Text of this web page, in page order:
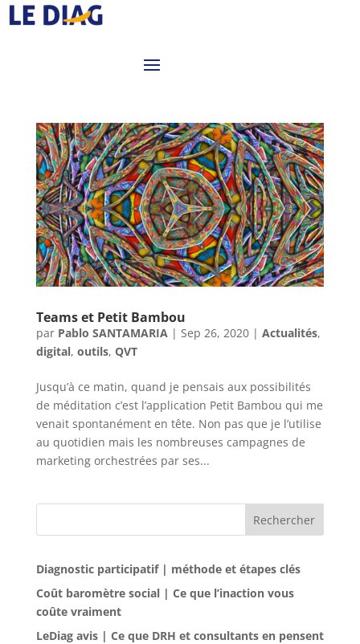
Teams et Petit Bambou
par Pablo SANTAMARIA| Sep 26, 2020| Actualités,
digital, outils, QVT
Jusqu’à ce matin, quand je pensais aux possibilités
de méditation c’est l’application Petit Bambou qui me
venait spontanément en tête. Non pas que je l’utilise
au quotidien mais les nombreuses campagnes de
marketing orchestrées par ses...
Rechercher
Diagnostic participatif | méthode et étapes clés
Coût baromètre social | Ce que l’inaction vous
coûte vraiment
LeDiag avis | Ce que DRH et consultants en pensent